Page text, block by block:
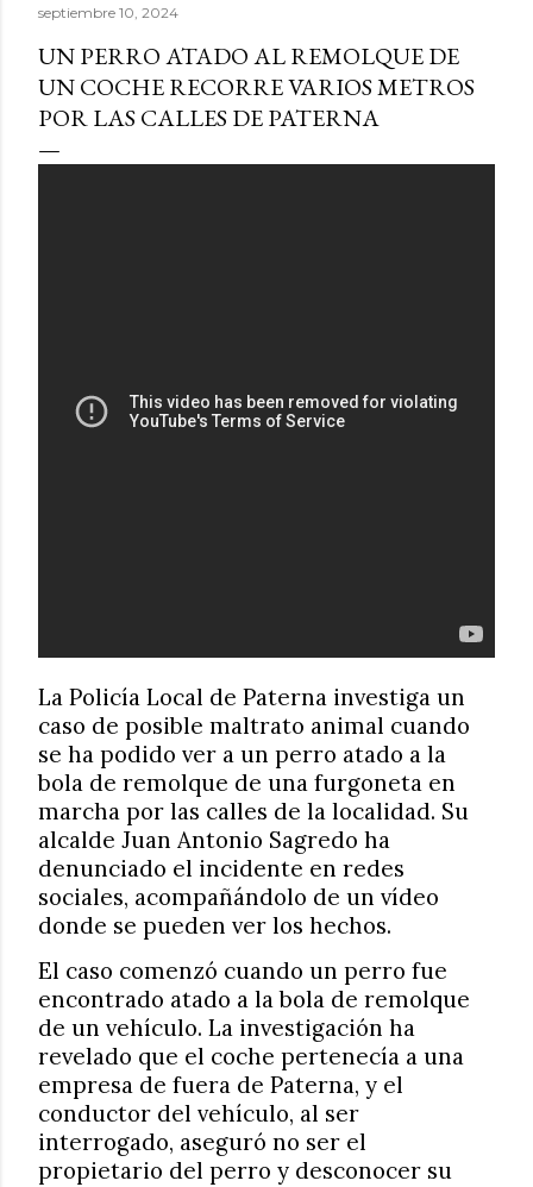
septiembre 10, 2024
UN PERRO ATADO AL REMOLQUE DE
UN COCHE RECORRE VARIOS METROS
POR LAS CALLES DE PATERNA
La Policía Local de Paterna investiga un
caso de posible maltrato animal cuando
se ha podido ver a un perro atado a la
bola de remolque de una furgoneta en
marcha por las calles de la localidad. Su
alcalde Juan Antonio Sagredo ha
denunciado el incidente en redes
sociales, acompañándolo de un vídeo
donde se pueden ver los hechos.
El caso comenzó cuando un perro fue
encontrado atado a la bola de remolque
de un vehículo. La investigación ha
revelado que el coche pertenecía a una
empresa de fuera de Paterna, y el
conductor del vehículo, al ser
interrogado, aseguró no ser el
propietario del perro y desconocer su